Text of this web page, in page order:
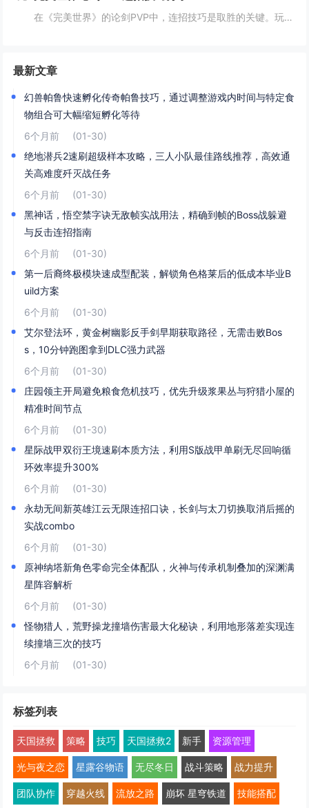
在《完美世界》的论剑PVP中，连招技巧是取胜的关键。玩家需熟练掌握角色技能的释放顺序与时机，利用控制技能打断对手的攻击节奏，同时保持自身技能的连贯性。合理利用地形和位移技能，可以有效躲避敌方攻击，创造反击机会。了解并针对不同职业的特点制定策...
最新文章
幻兽帕鲁快速孵化传奇帕鲁技巧，通过调整游戏内时间与特定食
物组合可大幅缩短孵化等待
6个月前
(01-30)
绝地潜兵2速刷超级样本攻略，三人小队最佳路线推荐，高效通
关高难度歼灭战任务
6个月前
(01-30)
黑神话，悟空禁字诀无敌帧实战用法，精确到帧的Boss战躲避
与反击连招指南
6个月前
(01-30)
第一后裔终极模块速成型配装，解锁角色格莱后的低成本毕业B
uild方案
6个月前
(01-30)
艾尔登法环，黄金树幽影反手剑早期获取路径，无需击败Bos
s，10分钟跑图拿到DLC强力武器
6个月前
(01-30)
庄园领主开局避免粮食危机技巧，优先升级浆果丛与狩猎小屋的
精准时间节点
6个月前
(01-30)
星际战甲双衍王境速刷本质方法，利用S版战甲单刷无尽回响循
环效率提升300%
6个月前
(01-30)
永劫无间新英雄江云无限连招口诀，长剑与太刀切换取消后摇的
实战combo
6个月前
(01-30)
原神纳塔新角色零命完全体配队，火神与传承机制叠加的深渊满
星阵容解析
6个月前
(01-30)
怪物猎人，荒野操龙撞墙伤害最大化秘诀，利用地形落差实现连
续撞墙三次的技巧
6个月前
(01-30)
标签列表
天国拯救 策略 技巧 天国拯救2 新手 资源管理
光与夜之恋 星露谷物语 无尽冬日 战斗策略 战力提升
团队协作 穿越火线 流放之路 崩坏 星穹铁道 技能搭配